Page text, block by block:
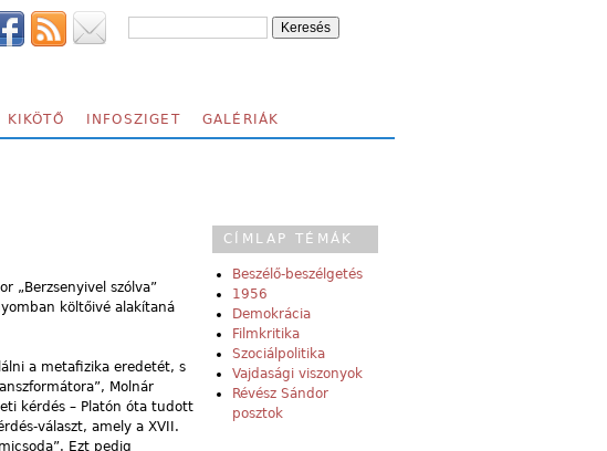
KIKÖTŐ INFOSZIGET GALÉRIÁK
„Berzsenyivel szólva”
költőivé alakítaná
a metafizika eredetét, s
Molnár
kérdés – Platón óta tudott
választ, amely a XVII.
Ezt pedig
CÍMLAP TÉMÁK
Beszélő-beszélgetés
1956
Demokrácia
Filmkritika
Szociálpolitika
Vajdasági viszonyok
Révész Sándor
posztok